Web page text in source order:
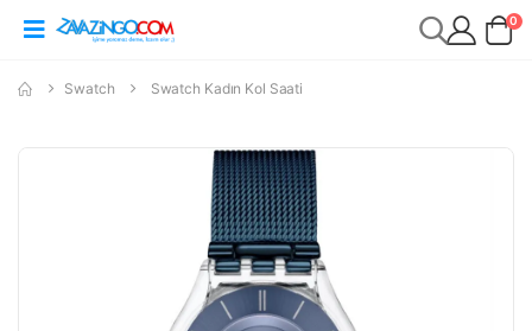
0
Swatch Swatch Kadın Kol Saati